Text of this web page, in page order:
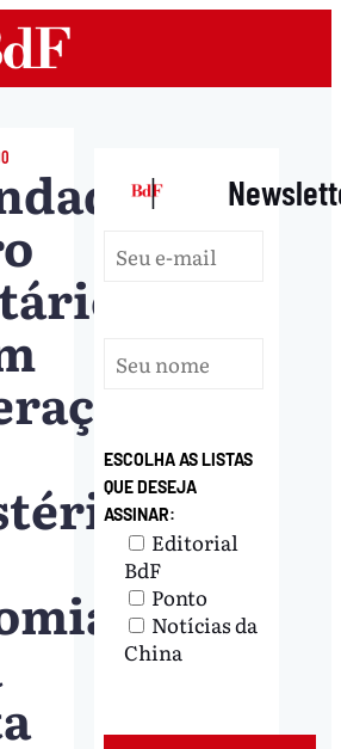
|
ESCOLHA AS LISTAS
QUE DESEJA
ASSINAR:
Editorial
BdF
Ponto
Notícias da
China